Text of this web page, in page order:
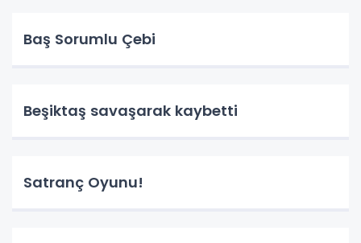
Baş Sorumlu Çebi
Beşiktaş savaşarak kaybetti
Satranç Oyunu!